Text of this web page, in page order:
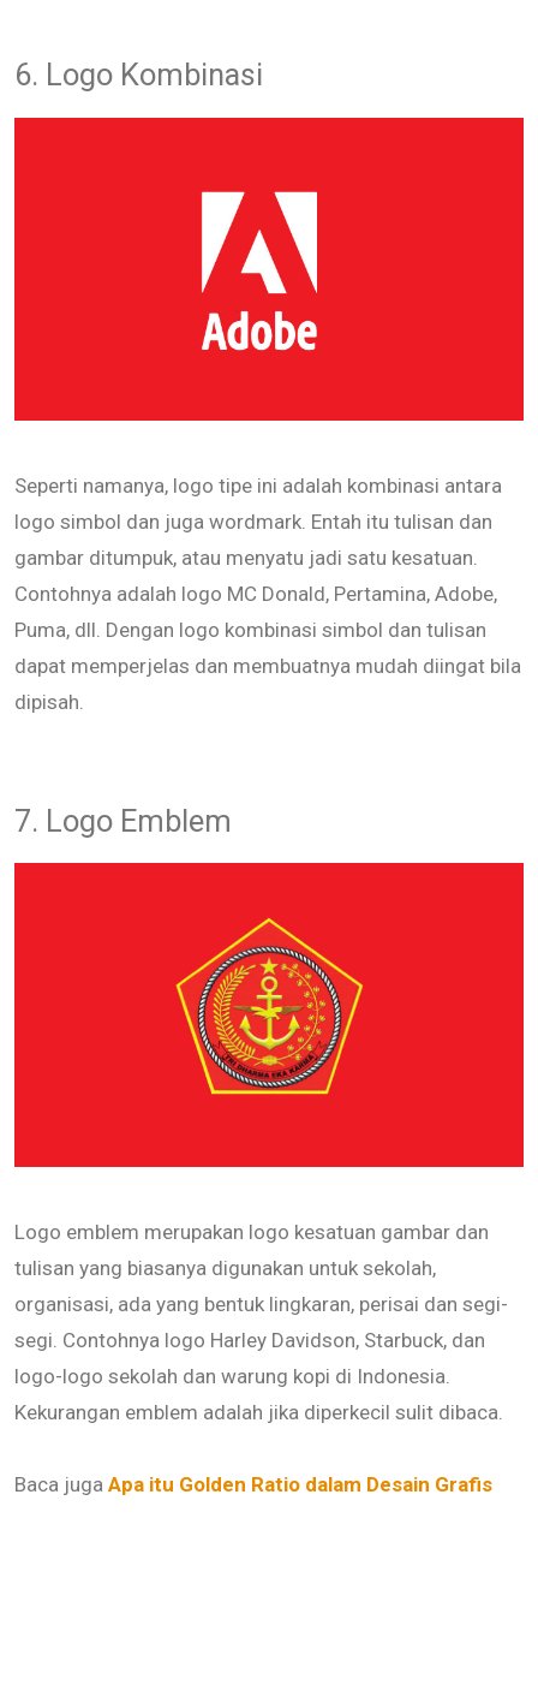
6. Logo Kombinasi
Seperti namanya, logo tipe ini adalah kombinasi antara
logo simbol dan juga wordmark. Entah itu tulisan dan
gambar ditumpuk, atau menyatu jadi satu kesatuan.
Contohnya adalah logo MC Donald, Pertamina, Adobe,
Puma, dll. Dengan logo kombinasi simbol dan tulisan
dapat memperjelas dan membuatnya mudah diingat bila
dipisah.
7. Logo Emblem
Logo emblem merupakan logo kesatuan gambar dan
tulisan yang biasanya digunakan untuk sekolah,
organisasi, ada yang bentuk lingkaran, perisai dan segi-
segi. Contohnya logo Harley Davidson, Starbuck, dan
logo-logo sekolah dan warung kopi di Indonesia.
Kekurangan emblem adalah jika diperkecil sulit dibaca.
Baca juga Apa itu Golden Ratio dalam Desain Grafis